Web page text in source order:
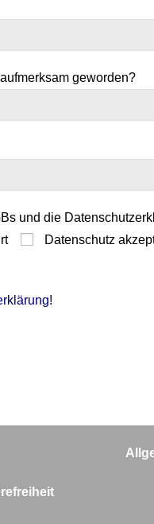
geworden?
und die
Datenschutz